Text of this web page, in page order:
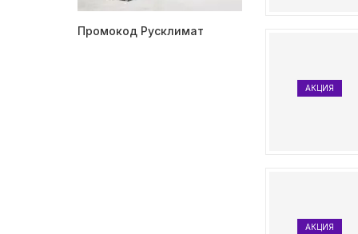
Промокод Русклимат
АКЦИЯ
АКЦИЯ